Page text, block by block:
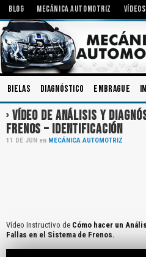
BLOG MECÁNICA AUTOMOTRIZ VÍDEOS
Bielas Diagnóstico Embrague
VÍDEO DE ANÁLISIS Y
FRENOS – IDENTIFICACIÓN
11 DE JUN en MECÁNICA AUTOMOTRIZ
Vídeo Instructivo de Cómo hacer un
Fallas en el Sistema de Frenos.